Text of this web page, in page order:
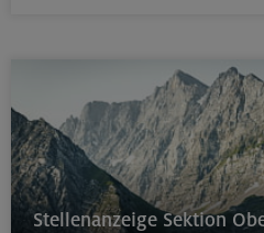
Stellenanzeige Sektion